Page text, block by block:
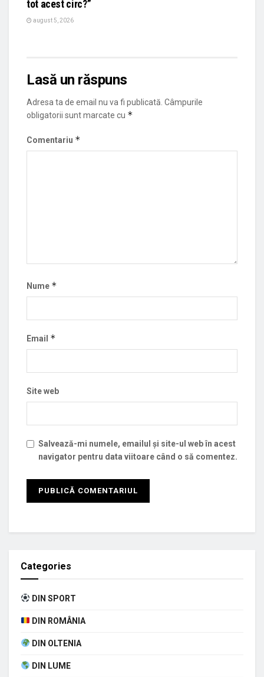
tot acest circ?”
august 5, 2026
Lasă un răspuns
Adresa ta de email nu va fi publicată. Câmpurile
obligatorii sunt marcate cu *
Comentariu *
Nume *
Email *
Site web
Salvează-mi numele, emailul și site-ul web în acest
navigator pentru data viitoare când o să comentez.
Categories
DIN SPORT
DIN ROMÂNIA
DIN OLTENIA
DIN LUME